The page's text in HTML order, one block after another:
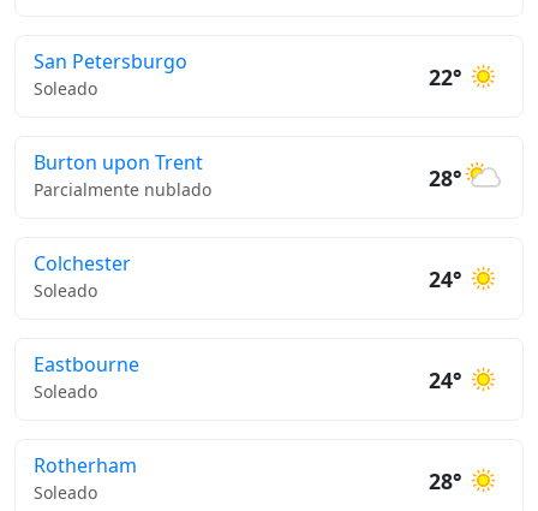
San Petersburgo
Soleado 22°
Burton upon Trent
Parcialmente nublado 28°
Colchester
Soleado 24°
Eastbourne
Soleado 24°
Rotherham
Soleado 28°